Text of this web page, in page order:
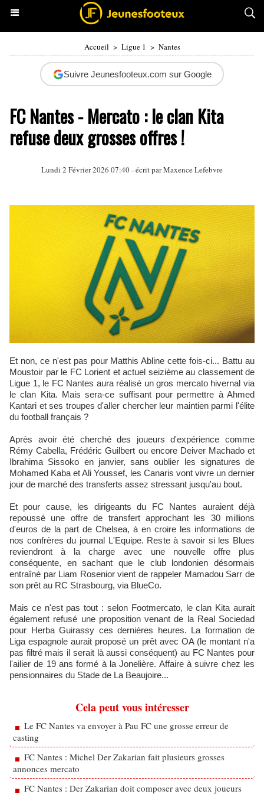
Accueil > Ligue 1 > Nantes
Suivre Jeunesfooteux.com sur Google
FC Nantes - Mercato : le clan Kita
refuse deux grosses offres !
Lundi 2 Février 2026 07:40 - écrit par Maxence Lefebvre
Et non, ce n'est pas pour Matthis Abline cette fois-ci... Battu au
Moustoir par le FC Lorient et actuel seizième au classement de
Ligue 1, le FC Nantes aura réalisé un gros mercato hivernal via
le clan Kita. Mais sera-ce suffisant pour permettre à Ahmed
Kantari et ses troupes d'aller chercher leur maintien parmi l'élite
du football français ?
Après avoir été cherché des joueurs d'expérience comme
Rémy Cabella, Frédéric Guilbert ou encore Deiver Machado et
Ibrahima Sissoko en janvier, sans oublier les signatures de
Mohamed Kaba et Ali Youssef, les Canaris vont vivre un dernier
jour de marché des transferts assez stressant jusqu'au bout.
Et pour cause, les dirigeants du FC Nantes auraient déjà
repoussé une offre de transfert approchant les 30 millions
d'euros de la part de Chelsea, à en croire les informations de
nos confrères du journal L'Equipe. Reste à savoir si les Blues
reviendront à la charge avec une nouvelle offre plus
conséquente, en sachant que le club londonien désormais
entraîné par Liam Rosenior vient de rappeler Mamadou Sarr de
son prêt au RC Strasbourg, via BlueCo.
Mais ce n'est pas tout : selon Footmercato, le clan Kita aurait
également refusé une proposition venant de la Real Sociedad
pour Herba Guirassy ces dernières heures. La formation de
Liga espagnole aurait proposé un prêt avec OA (le montant n'a
pas filtré mais il serait là aussi conséquent) au FC Nantes pour
l'ailier de 19 ans formé à la Jonelière. Affaire à suivre chez les
pensionnaires du Stade de La Beaujoire...
Cela peut vous intéresser
Le FC Nantes va envoyer à Pau FC une grosse erreur de
casting
FC Nantes : Michel Der Zakarian fait plusieurs grosses
annonces mercato
FC Nantes : Der Zakarian doit composer avec deux joueurs